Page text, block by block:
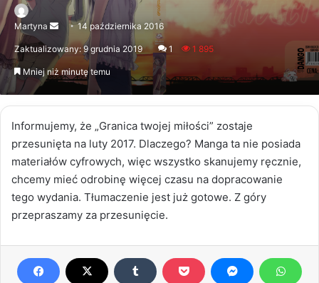
Martyna
Send
an
email
14 października 2016
Zaktualizowany: 9 grudnia 2019 1 1 895
Mniej niż minutę temu
Informujemy, że „Granica twojej miłości” zostaje
przesunięta na luty 2017. Dlaczego? Manga ta nie posiada
materiałów cyfrowych, więc wszystko skanujemy ręcznie,
chcemy mieć odrobinę więcej czasu na dopracowanie
tego wydania. Tłumaczenie jest już gotowe. Z góry
przepraszamy za przesunięcie.